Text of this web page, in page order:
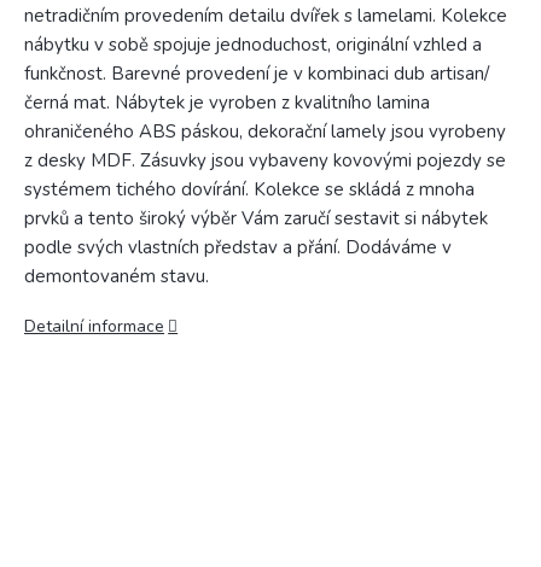
netradičním provedením detailu dvířek s lamelami. Kolekce
nábytku v sobě spojuje jednoduchost, originální vzhled a
funkčnost. Barevné provedení je v kombinaci dub artisan/
černá mat. Nábytek je vyroben z kvalitního lamina
ohraničeného ABS páskou, dekorační lamely jsou vyrobeny
z desky MDF. Zásuvky jsou vybaveny kovovými pojezdy se
systémem tichého dovírání. Kolekce se skládá z mnoha
prvků a tento široký výběr Vám zaručí sestavit si nábytek
podle svých vlastních představ a přání. Dodáváme v
demontovaném stavu.
Detailní informace